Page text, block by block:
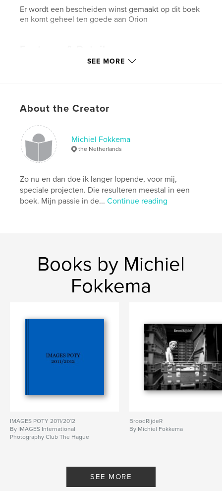
Er wordt een bescheiden winst gemaakt op dit boek
en komt geheel ten goede aan Orion
Arts & Photography Books
Publish Date:Dec 08, 2009
Keywords
, antroposofisch
SEE MORE
About the Creator
Michiel Fokkema
the Netherlands
Zo nu en dan doe ik langer lopende, voor mij,
speciale projecten. Die resulteren meestal in een
boek. Mijn passie in de...Continue reading
Books by Michiel
Fokkema
IMAGES POTY 2011/2012
By IMAGES International
Photography Club The Hague
BroodRijdeR
By Michiel Fokkema
SEE MORE